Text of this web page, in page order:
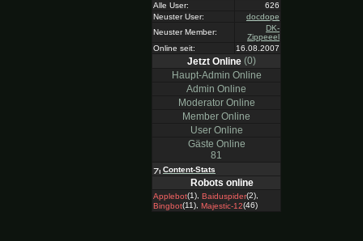
Alle User:
626
Neuster User:
docdope
Neuster Member:
DK-
Zippeeel
Online seit:
16.08.2007
Jetzt Online (0)
Haupt-Admin Online
Admin Online
Moderator Online
Member Online
User Online
Gäste Online
81
Content-Stats
Robots online
Applebot(1), Baiduspider(2),
Bingbot(11), Majestic-12(46)